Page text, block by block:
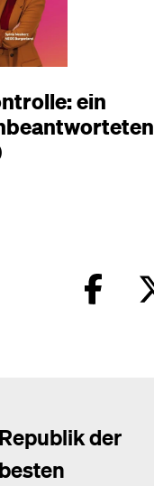
ein
Republik der
besten